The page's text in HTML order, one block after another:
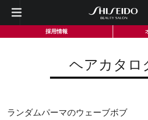
採用情報
ヘアカタロ
ランダムパーマのウェーブボブ